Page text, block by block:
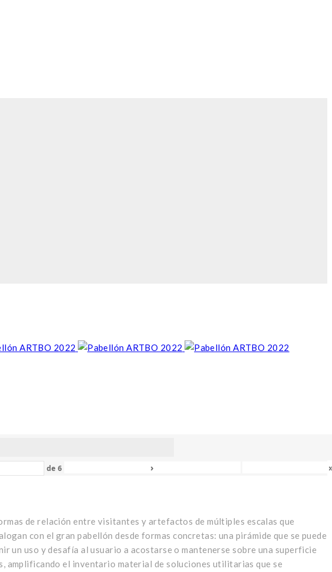
de6 ›
de relación entre visitantes y artefactos de múltiples escalas que
con el gran pabellón desde formas concretas: una pirámide que se puede
un uso y desafía al usuario a acostarse o mantenerse sobre una superficie
amplificando el inventario material de soluciones utilitarias que se